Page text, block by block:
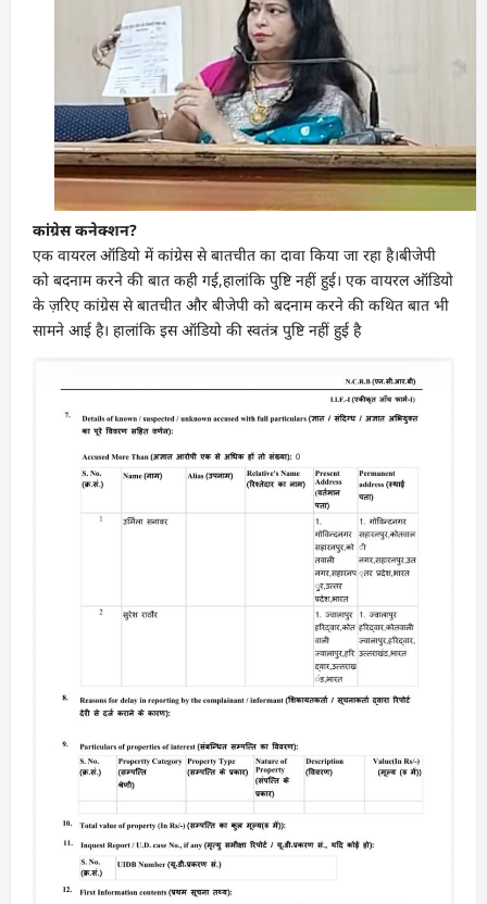
कांग्रेस कनेक्शन?
एक वायरल ऑडियो में कांग्रेस से बातचीत का दावा किया जा रहा है।बीजेपी
को बदनाम करने की बात कही गई,हालांकि पुष्टि नहीं हुई। एक वायरल ऑडियो
के ज़रिए कांग्रेस से बातचीत और बीजेपी को बदनाम करने की कथित बात भी
सामने आई है। हालांकि इस ऑडियो की स्वतंत्र पुष्टि नहीं हुई है